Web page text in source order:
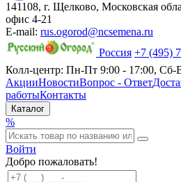
141108, г. Щелково, Московская
офис 4-21
E-mail: rus.ogorod@ncsemena.ru
Россия +7 (495)
Колл-центр: Пн-Пт 9:00 - 17:00, Сб-
АкцииНовостиВопрос - Ответ
работыКонтакты
Каталог
%
Войти
Добро пожаловать!